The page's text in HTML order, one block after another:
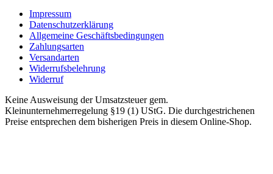
Impressum
Datenschutzerklärung
Allgemeine Geschäftsbedingungen
Zahlungsarten
Versandarten
Widerrufsbelehrung
Widerruf
Keine Ausweisung der Umsatzsteuer gem.
Kleinunternehmerregelung §19 (1) UStG. Die durchgestrichenen
Preise entsprechen dem bisherigen Preis in diesem Online-Shop.